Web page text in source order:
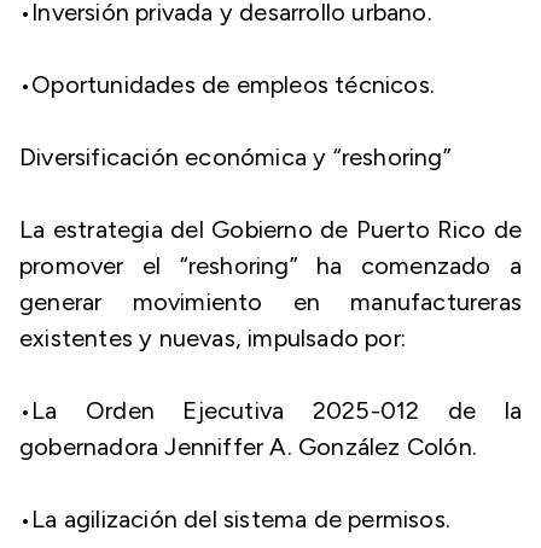
​•​Inversión privada y desarrollo urbano.
​•​Oportunidades de empleos técnicos.
Diversificación económica y “reshoring”
La estrategia del Gobierno de Puerto Rico de
promover el “reshoring” ha comenzado a
generar movimiento en manufactureras
existentes y nuevas, impulsado por:
​•​La Orden Ejecutiva 2025-012 de la
gobernadora Jenniffer A. González Colón.
​•​La agilización del sistema de permisos.